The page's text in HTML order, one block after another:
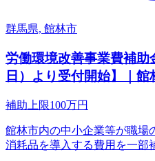
群馬県, 館林市
労働環境改善事業費補助
日）より受付開始】｜館
補助上限100万円
館林市内の中小企業等が職場
消耗品を導入する費用を一部